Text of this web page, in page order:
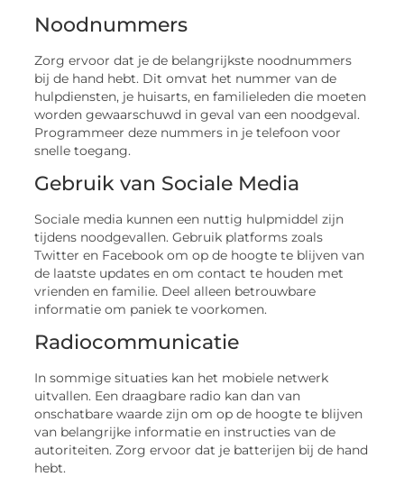
Noodnummers
Zorg ervoor dat je de belangrijkste noodnummers
bij de hand hebt. Dit omvat het nummer van de
hulpdiensten, je huisarts, en familieleden die moeten
worden gewaarschuwd in geval van een noodgeval.
Programmeer deze nummers in je telefoon voor
snelle toegang.
Gebruik van Sociale Media
Sociale media kunnen een nuttig hulpmiddel zijn
tijdens noodgevallen. Gebruik platforms zoals
Twitter en Facebook om op de hoogte te blijven van
de laatste updates en om contact te houden met
vrienden en familie. Deel alleen betrouwbare
informatie om paniek te voorkomen.
Radiocommunicatie
In sommige situaties kan het mobiele netwerk
uitvallen. Een draagbare radio kan dan van
onschatbare waarde zijn om op de hoogte te blijven
van belangrijke informatie en instructies van de
autoriteiten. Zorg ervoor dat je batterijen bij de hand
hebt.